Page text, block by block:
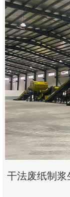
有
限
公
司
豫
ICP
备
19020390
号-1
干法废纸制浆